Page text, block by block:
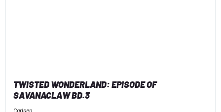
TWISTED WONDERLAND: EPISODE OF
SAVANACLAW BD.3
Carlsen